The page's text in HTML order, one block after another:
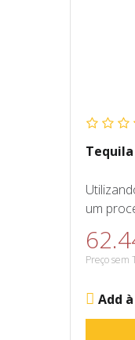
Tequila
um
Preço sem
Add